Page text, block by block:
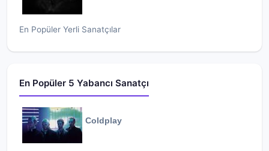
En Popüler Yerli Sanatçılar
En Popüler 5 Yabancı Sanatçı
Coldplay